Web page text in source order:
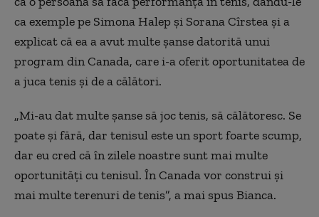
ca exemple pe Simona Halep și Sorana Cîrstea și a
explicat că ea a avut multe șanse datorită unui
program din Canada, care i-a oferit oportunitatea de
a juca tenis și de a călători.
„Mi-au dat multe șanse să joc tenis, să călătoresc. Se
poate și fără, dar tenisul este un sport foarte scump,
dar eu cred că în zilele noastre sunt mai multe
oportunități cu tenisul. În Canada vor construi și
mai multe terenuri de tenis”, a mai spus Bianca.